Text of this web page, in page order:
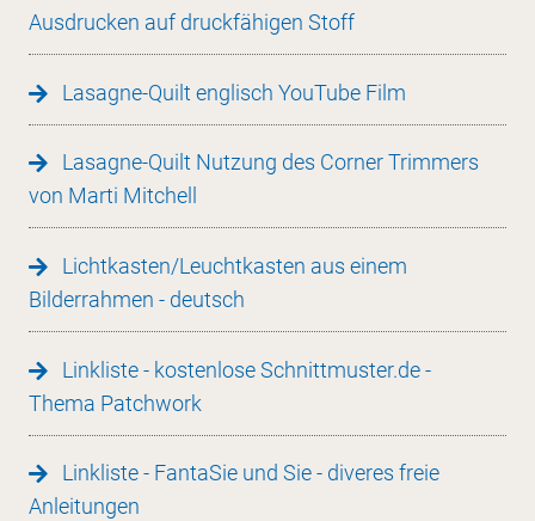
Ausdrucken auf druckfähigen Stoff
Lasagne-Quilt englisch YouTube Film
Lasagne-Quilt Nutzung des Corner Trimmers
von Marti Mitchell
Lichtkasten/Leuchtkasten aus einem
Bilderrahmen - deutsch
Linkliste - kostenlose Schnittmuster.de -
Thema Patchwork
Linkliste - FantaSie und Sie - diveres freie
Anleitungen